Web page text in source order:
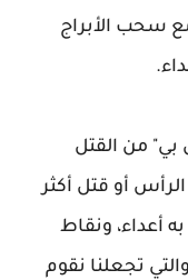
سحب الأبراج
من القتل
أو قتل أكثر
أعداء، ونقاط
تجعلنا نقوم